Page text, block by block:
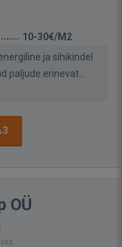
10-30€/M2
ja sihikindel
paljude erinevat...
OÜ